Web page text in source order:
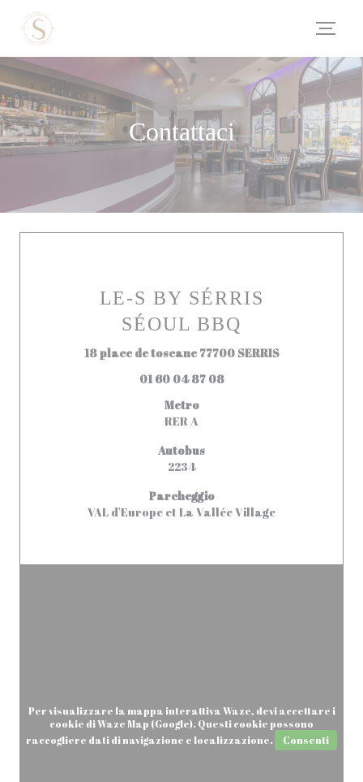
Personalizzazione delle tue scelte sui cookie
Contattaci
LE-S BY SÉRRIS
SÉOUL BBQ
18 place de toscane 77700 SERRIS((apre una
01 60 04 87 08
Metro
RER A
Autobus
2234
Parcheggio
VAL d'Europe et La Vallée Village
Per visualizzare la mappa interattiva Waze, devi accettare i
cookie di Waze Map (Google). Questi cookie possono
raccogliere dati di navigazione e localizzazione.
Consenti